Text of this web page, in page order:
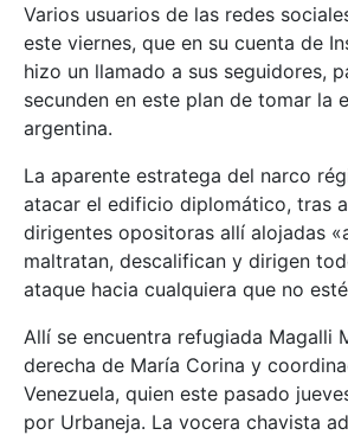
Varios usuarios de las redes
este viernes, que en su cuenta de
hizo un llamado a sus seguidores,
secunden en este plan de tomar la
argentina.
La aparente estratega del narco
atacar el edificio diplomático, tras
dirigentes opositoras allí alojadas
maltratan, descalifican y dirigen
ataque hacia cualquiera que no
Allí se encuentra refugiada Magalli
derecha de María Corina y
Venezuela, quien este pasado
por Urbaneja. La vocera chavista